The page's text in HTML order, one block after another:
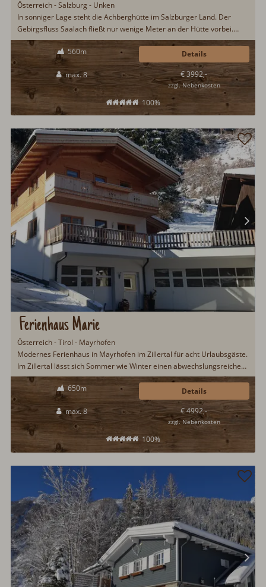
Österreich - Salzburg - Unken
In sonniger Lage steht die Achberghütte im Salzburger Land. Der
Gebirgsfluss Saalach fließt nur wenige Meter an der Hütte vorbei.
Hier trifft moderner, offener Baustil auf Salzburger Tradition. Ein
Spielplatz auf dem Grundstück bietet Spaß beim Hüttenurlaub mit der
Familie. Eine Sauna steht ebenfalls bereit.
560m
max. 8
100%
€ 3992,-
zzgl. Nebenkosten
Details
Ferienhaus Marie
Österreich - Tirol - Mayrhofen
Modernes Ferienhaus in Mayrhofen im Zillertal für acht Urlaubsgäste.
Im Zillertal lässt sich Sommer wie Winter einen abwechslungsreichen
Urlaub verbringen. Egal ob Aktivurlaub mit viele Bewegung oder
Erholungssuchend, im Zillertal ist alles möglich. Der nahegelegene
Bauernhof mit Einkaufsmöglichkeit, bietet allerhand zu entdecken...
650m
max. 8
100%
€ 4992,-
zzgl. Nebenkosten
Details